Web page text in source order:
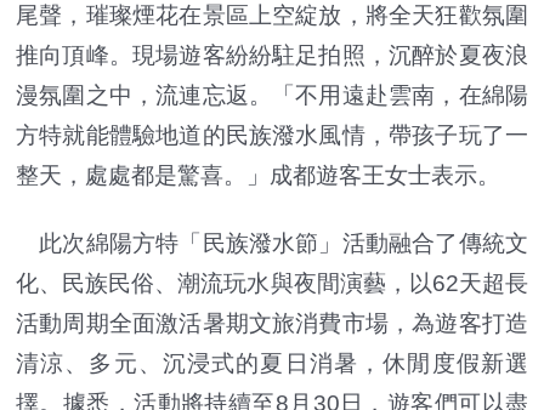
尾聲，璀璨煙花在景區上空綻放，將全天狂歡氛圍
推向頂峰。現場遊客紛紛駐足拍照，沉醉於夏夜浪
漫氛圍之中，流連忘返。「不用遠赴雲南，在綿陽
方特就能體驗地道的民族潑水風情，帶孩子玩了一
整天，處處都是驚喜。」成都遊客王女士表示。
此次綿陽方特「民族潑水節」活動融合了傳統文
化、民族民俗、潮流玩水與夜間演藝，以62天超長
活動周期全面激活暑期文旅消費市場，為遊客打造
清涼、多元、沉浸式的夏日消暑，休閒度假新選
擇。據悉，活動將持續至8月30日，遊客們可以盡